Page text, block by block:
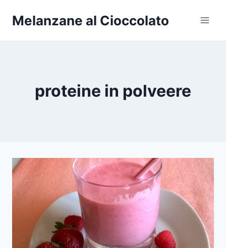
Melanzane al Cioccolato
proteine in polveere